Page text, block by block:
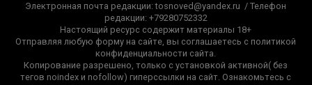
Электронная почта редакции: tosnoved@yandex.ru / Телефон
редакции: +79280752332
Настоящий ресурс содержит материалы 18+
Отправляя любую форму на сайте, вы соглашаетесь с политикой
конфиденциальности сайта.
Копирование разрешено, только с установкой активной( без
тегов noindex и nofollow) гиперссылки на сайт. Ознакомьтесь с